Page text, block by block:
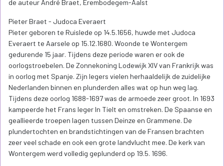
de auteur André Braet, Erembodegem-Aalst
Pieter Braet - Judoca Everaert
Pieter geboren te Ruislede op 14.5.1656, huwde met Judoca
Everaert te Aarsele op 15.12.1680. Woonde te Wontergem
gedurende 15 jaar. Tijdens deze periode waren er ook de
oorlogstroebelen. De Zonnekoning Lodewijk XIV van Frankrijk was
in oorlog met Spanje. Zijn legers vielen herhaaldelijk de zuidelijke
Nederlanden binnen en plunderden alles wat op hun weg lag.
Tijdens deze oorlog 1688-1697 was de armoede zeer groot. In 1693
kampeerde het Frans leger ln Tielt en omstreken. De Spaanse en
geallieerde troepen lagen tussen Deinze en Grammene. De
plundertochten en brandstichtingen van de Fransen brachten
zeer veel schade en ook een grote landvlucht mee. De kerk van
Wontergem werd volledig geplunderd op 19.5. 1696.